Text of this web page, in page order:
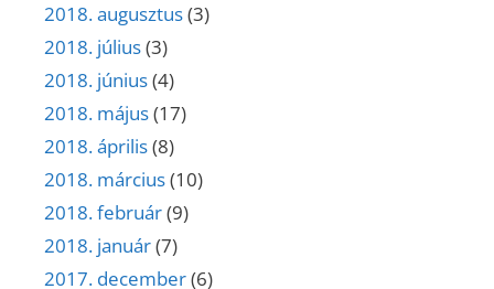
2018. augusztus(3)
2018. július(3)
2018. június(4)
2018. május(17)
2018. április(8)
2018. március(10)
2018. február(9)
2018. január(7)
2017. december(6)